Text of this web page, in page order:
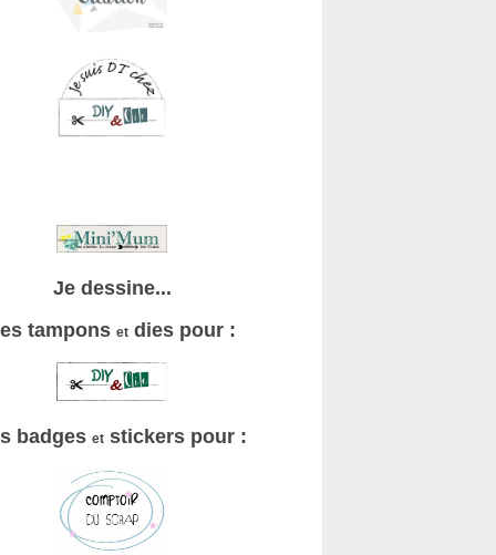
Je dessine...
tampons et dies pour :
badges et stickers pour :